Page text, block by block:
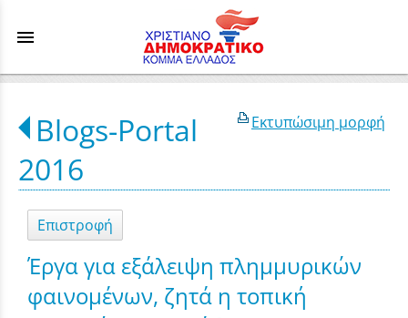
menu
Εκτυπώσιμη μορφή
Blogs-Portal
2016
Επιστροφή
Έργα για εξάλειψη πλημμυρικών
φαινομένων, ζητά η τοπική